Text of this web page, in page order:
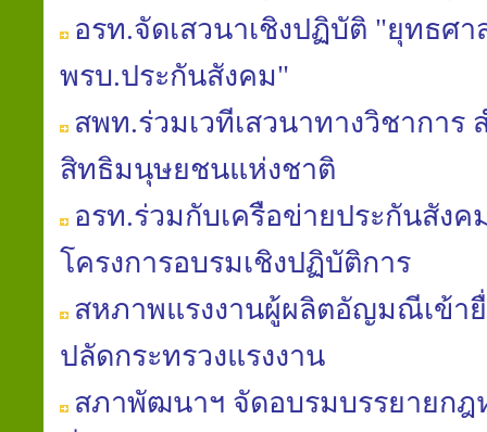
อรท.จัดเสวนาเชิงปฏิบัติ "ยุทธศา
พรบ.ประกันสังคม"
สพท.ร่วมเวทีเสวนาทางวิชากา
สิทธิมนุษยชนแห่งชาติ
อรท.ร่วมกับเครือข่ายประกันสัง
โครงการอบรมเชิงปฏิบัติการ
สหภาพแรงงานผู้ผลิตอัญมณีเข้า
ปลัดกระทรวงแรงงาน
สภาพัฒนาฯ จัดอบรมบรรยายกฎ